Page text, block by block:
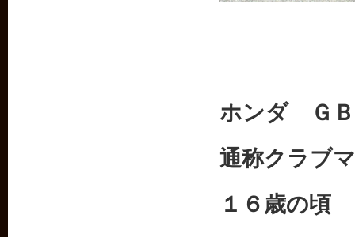
ホンダ ＧＢ
通称クラブ
１６歳の頃